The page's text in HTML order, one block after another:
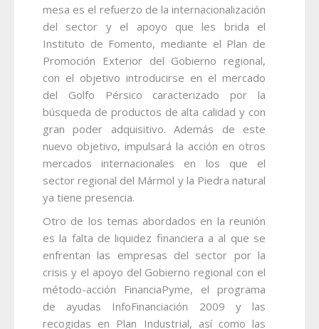
mesa es el refuerzo de la internacionalización
del sector y el apoyo que les brida el
Instituto de Fomento, mediante el Plan de
Promoción Exterior del Gobierno regional,
con el objetivo introducirse en el mercado
del Golfo Pérsico caracterizado por la
búsqueda de productos de alta calidad y con
gran poder adquisitivo. Además de este
nuevo objetivo, impulsará la acción en otros
mercados internacionales en los que el
sector regional del Mármol y la Piedra natural
ya tiene presencia.
Otro de los temas abordados en la reunión
es la falta de liquidez financiera a al que se
enfrentan las empresas del sector por la
crisis y el apoyo del Gobierno regional con el
método-acción FinanciaPyme, el programa
de ayudas InfoFinanciación 2009 y las
recogidas en Plan Industrial, así como las